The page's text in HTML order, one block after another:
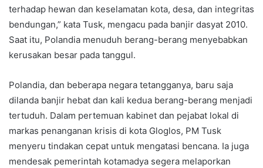
terhadap hewan dan keselamatan kota, desa, dan integritas
bendungan,” kata Tusk, mengacu pada banjir dasyat 2010.
Saat itu, Polandia menuduh berang-berang menyebabkan
kerusakan besar pada tanggul.
Polandia, dan beberapa negara tetangganya, baru saja
dilanda banjir hebat dan kali kedua berang-berang menjadi
tertuduh. Dalam pertemuan kabinet dan pejabat lokal di
markas penanganan krisis di kota Gloglos, PM Tusk
menyeru tindakan cepat untuk mengatasi bencana. Ia juga
mendesak pemerintah kotamadya segera melaporkan